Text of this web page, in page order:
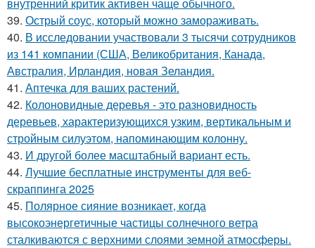
39. Острый соус, который можно замораживать.
40. В исследовании участвовали 3 тысячи сотрудников
из 141 компании (США, Великобритания, Канада,
Австралия, Ирландия, новая Зеландия.
41. Аптечка для ваших растений.
42. Колоновидные деревья - это разновидность
деревьев, характеризующихся узким, вертикальным и
стройным силуэтом, напоминающим колонну.
43. И другой более масштабный вариант есть.
44. Лучшие бесплатные инструменты для веб-
скраппинга 2025
45. Полярное сияние возникает, когда
высокоэнергетичные частицы солнечного ветра
сталкиваются с верхними слоями земной атмосферы.